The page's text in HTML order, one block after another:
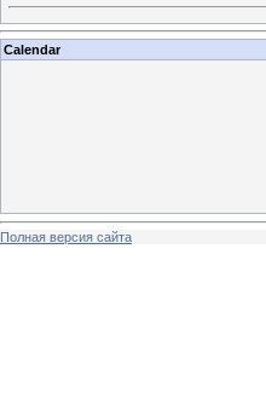
Calendar
Полная версия сайта